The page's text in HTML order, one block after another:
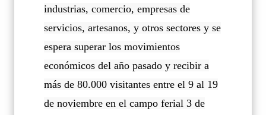
industrias, comercio, empresas de
servicios, artesanos, y otros sectores y se
espera superar los movimientos
económicos del año pasado y recibir a
más de 80.000 visitantes entre el 9 al 19
de noviembre en el campo ferial 3 de